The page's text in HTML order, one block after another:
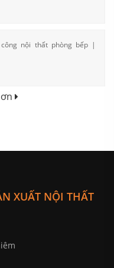
nội thất phòng bếp |
XUẤT NỘI THẤT